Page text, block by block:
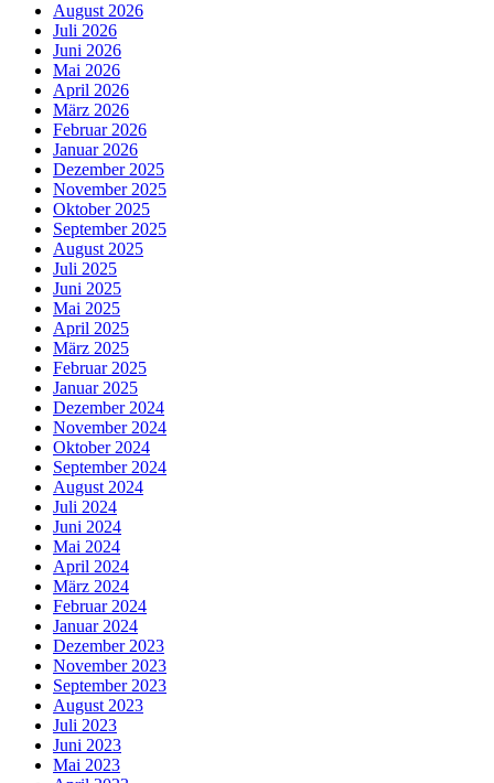
August 2026
Juli 2026
Juni 2026
Mai 2026
April 2026
März 2026
Februar 2026
Januar 2026
Dezember 2025
November 2025
Oktober 2025
September 2025
August 2025
Juli 2025
Juni 2025
Mai 2025
April 2025
März 2025
Februar 2025
Januar 2025
Dezember 2024
November 2024
Oktober 2024
September 2024
August 2024
Juli 2024
Juni 2024
Mai 2024
April 2024
März 2024
Februar 2024
Januar 2024
Dezember 2023
November 2023
September 2023
August 2023
Juli 2023
Juni 2023
Mai 2023